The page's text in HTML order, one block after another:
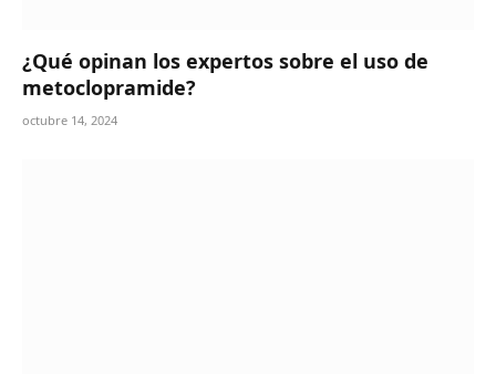
¿Qué opinan los expertos sobre el uso de
metoclopramide?
octubre 14, 2024